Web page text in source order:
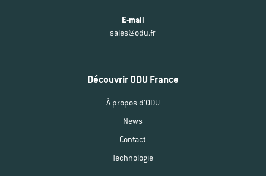
E-mail
sales@odu.fr
Découvrir ODU France
À propos d’ODU
News
Contact
Technologie